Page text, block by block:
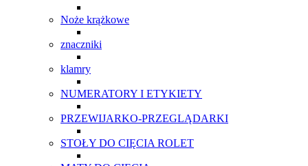
Noże krążkowe
znaczniki
klamry
NUMERATORY I ETYKIETY
PRZEWIJARKO-PRZEGLĄDARKI
STOŁY DO CIĘCIA ROLET